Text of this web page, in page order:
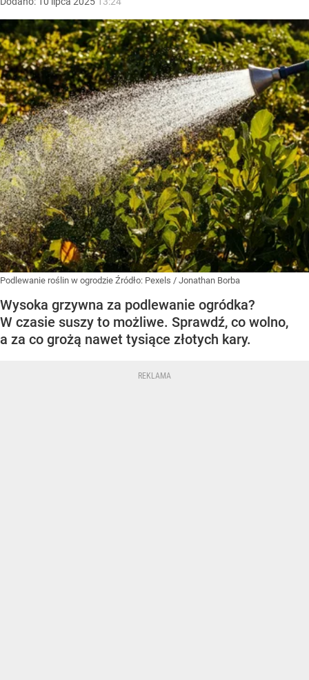
Podlewanie roślin w ogrodzie Źródło: Pexels / Jonathan Borba
Wysoka grzywna za podlewanie ogródka?
W czasie suszy to możliwe. Sprawdź, co wolno,
a za co grożą nawet tysiące złotych kary.